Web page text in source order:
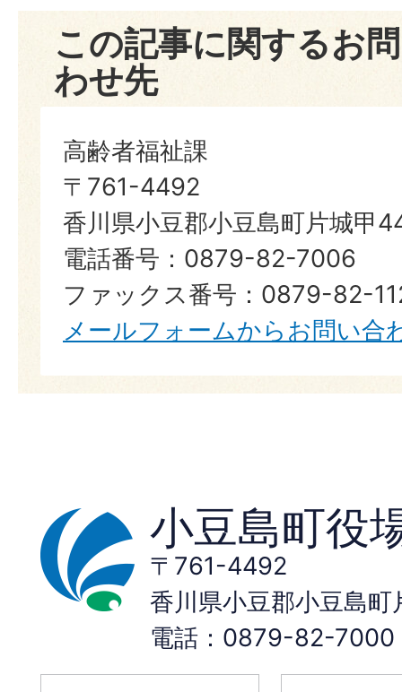
この記事に関するお
わせ先
高齢者福祉課
〒761-4492
香川県小豆郡小豆島町片城甲
電話番号：0879-82-7006
ファックス番号：0879-82-
メールフォームからお問い合
小豆島町役
〒761-4492
香川県小豆郡小豆島
電話：0879-82-7000